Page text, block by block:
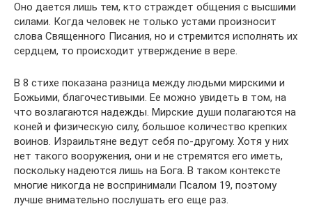
Оно дается лишь тем, кто страждет общения с высшими
силами. Когда человек не только устами произносит
слова Священного Писания, но и стремится исполнять их
сердцем, то происходит утверждение в вере.
В 8 стихе показана разница между людьми мирскими и
Божьими, благочестивыми. Ее можно увидеть в том, на
что возлагаются надежды. Мирские души полагаются на
коней и физическую силу, большое количество крепких
воинов. Израильтяне ведут себя по-другому. Хотя у них
нет такого вооружения, они и не стремятся его иметь,
поскольку надеются лишь на Бога. В таком контексте
многие никогда не воспринимали Псалом 19, поэтому
лучше внимательно послушать его еще раз.